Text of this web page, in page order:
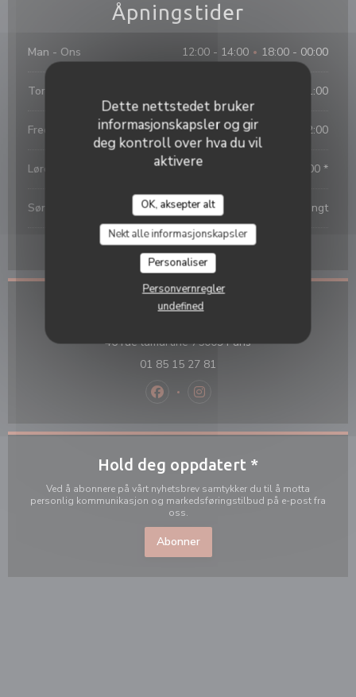
Dette nettstedet bruker
informasjonskapsler og gir
deg kontroll over hva du vil
aktivere
OK, aksepter alt
Nekt alle informasjonskapsler
Personaliser
Personvernregler
undefined
Åpningstider
Man - Ons 12:00 - 14:00 • 18:00 - 00:00
Torsdag 18:00 - 01:00
Fredag 12:00 - 14:00 • 18:00 - 02:00
Lørdag 19:00 - 02:00 *
Søndag Stengt
* Kun bestillinger
Beliggenhet
46 rue lamartine 75009 Paris((åpner i et nytt
01 85 15 27 81
Facebook ((åpner i et nytt vindu))
Instagram ((åpner i et nytt
Hold deg oppdatert *
Ved å abonnere på vårt nyhetsbrev samtykker du til å motta
personlig kommunikasjon og markedsføringstilbud på e-post fra
oss.
Abonner